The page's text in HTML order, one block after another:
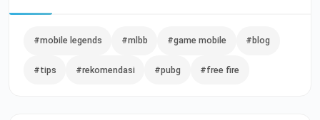
#mobile legends #mlbb #game mobile #blog
#tips #rekomendasi #pubg #free fire